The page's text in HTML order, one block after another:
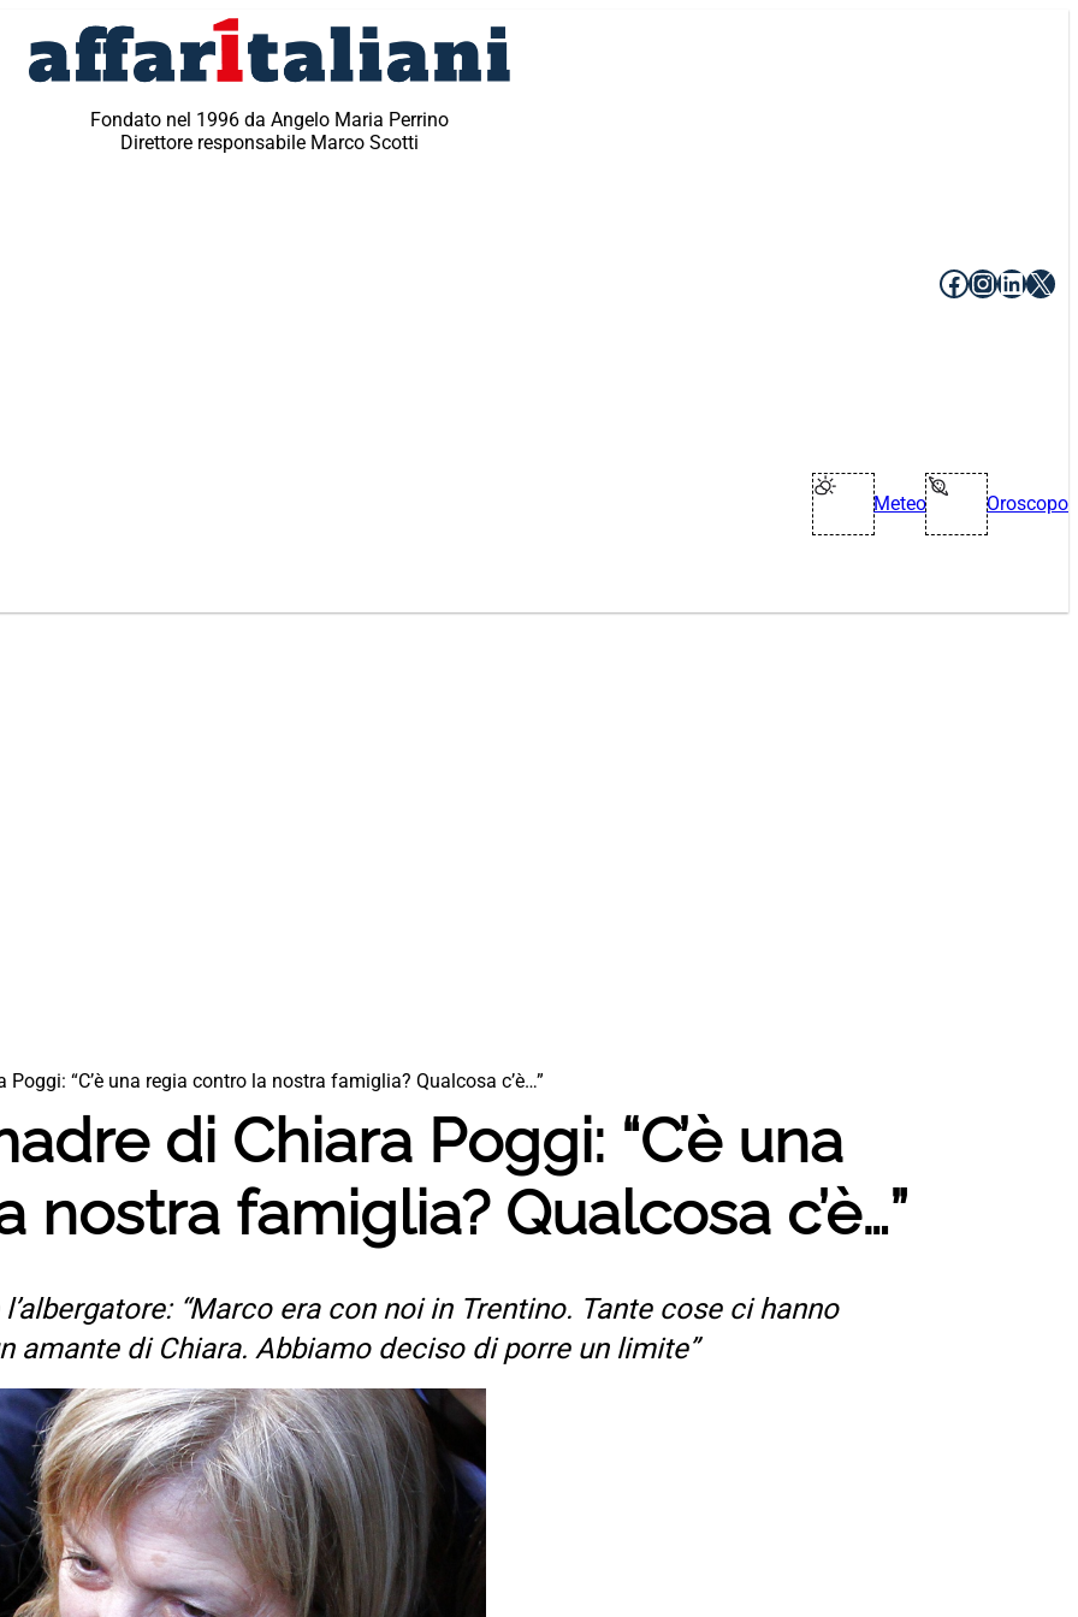
Fondato nel 1996 da Angelo Maria Perrino
Direttore responsabile Marco Scotti
Facebook
X
Meteo Oroscopo
“C’è una regia contro la nostra famiglia? Qualcosa c’è…”
di Chiara Poggi: “C’è una
nostra famiglia? Qualcosa c’è…”
“Marco era con noi in Trentino. Tante cose ci hanno
amante di Chiara. Abbiamo deciso di porre un limite”